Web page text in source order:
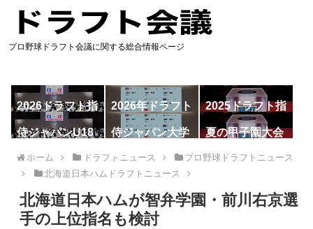
プロ野球ドラフト会議に関する総合情報ページ
2026ドラフト指
名予想
2026年ドラフト
候補
2025ドラフト指
名一覧
侍ジャパンU18
代表
侍ジャパン大学
夏の甲子園大会
ホーム ドラフトニュース
プロ野球ドラフトニュース
北海道日本ハムドラフトニュース
北海道日本ハムが智弁学園・前川右京選
手の上位指名も検討